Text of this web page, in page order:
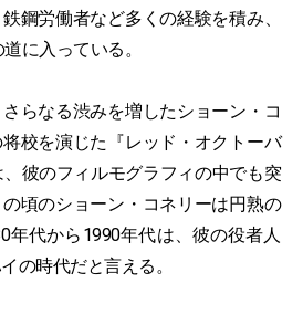
鋼労働者など多くの経験を積み、
に入っている。
らなる渋みを増したショーン・コ
校を演じた『レッド・オクトーバ
彼のフィルモグラフィの中でも突
頃のショーン・コネリーは円熟の
年代から1990年代は、彼の役者人
の時代だと言える。